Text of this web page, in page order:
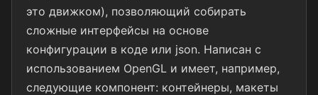
это движком), позволяющий собирать
сложные интерфейсы на основе
конфигурации в коде или json. Написан с
использованием OpenGL и имеет, например,
следующие компонент: контейнеры, макеты